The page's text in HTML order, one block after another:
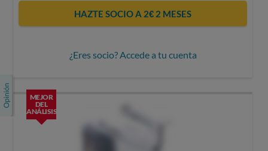
HAZTE SOCIO A 2€ 2 MESES
¿Eres socio? Accede a tu cuenta
MEJOR
DEL
ANÁLISIS